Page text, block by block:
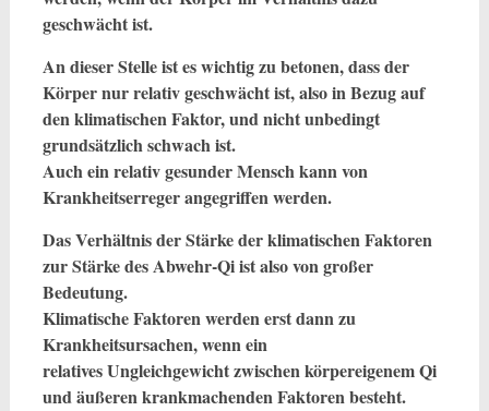
geschwächt ist.
An dieser Stelle ist es wichtig zu betonen, dass der
Körper nur relativ geschwächt ist, also in Bezug auf
den klimatischen Faktor, und nicht unbedingt
grundsätzlich schwach ist.
Auch ein relativ gesunder Mensch kann von
Krankheitserreger angegriffen werden.
Das Verhältnis der Stärke der klimatischen Faktoren
zur Stärke des Abwehr-Qi ist also von großer
Bedeutung.
Klimatische Faktoren werden erst dann zu
Krankheitsursachen, wenn ein
relatives Ungleichgewicht zwischen körpereigenem Qi
und äußeren krankmachenden Faktoren besteht.